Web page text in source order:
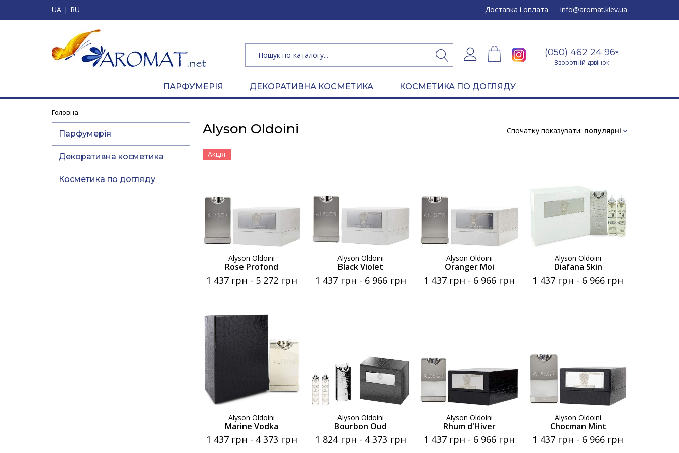
UA RU Доставка і оплата info@aromat.kiev.ua
(050) 462 24 96
Зворотній дзвінок
ПАРФУМЕРІЯ ДЕКОРАТИВНА КОСМЕТИКА КОСМЕТИКА ПО ДОГЛЯДУ
Головна
Парфумерія
Декоративна косметика
Косметика по догляду
Alyson Oldoini Спочатку показувати: популярні
Акція
Alyson Oldoini
Rose Profond
1 437 грн - 5 272 грн
Alyson Oldoini
Black Violet
1 437 грн - 6 966 грн
Alyson Oldoini
Oranger Moi
1 437 грн - 6 966 грн
Alyson Oldoini
Diafana Skin
1 437 грн - 6 966 грн
Alyson Oldoini
Marine Vodka
1 437 грн - 4 373 грн
Alyson Oldoini
Bourbon Oud
1 824 грн - 4 373 грн
Alyson Oldoini
Rhum d'Hiver
1 437 грн - 6 966 грн
Alyson Oldoini
Chocman Mint
1 437 грн - 6 966 грн